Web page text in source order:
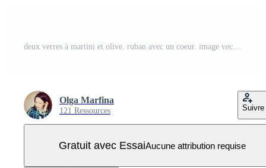
deux verres à martini et olive. ruban avec un coeur. image vectorielle isolée dans le style d'art en ligne Vecteur Pro
Olga Marfina
121 Ressources Suivre
Gratuit avec EssaiAucune attribution requise